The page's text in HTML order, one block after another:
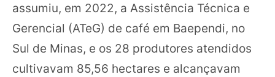
assumiu, em 2022, a Assistência Técnica e
Gerencial (ATeG) de café em Baependi, no
Sul de Minas, e os 28 produtores atendidos
cultivavam 85,56 hectares e alcançavam